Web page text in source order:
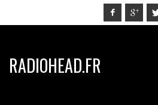
RADIOHEAD.FR